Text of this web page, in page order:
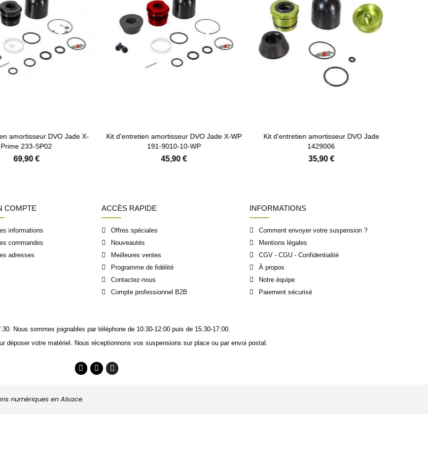
amortisseur DVO Jade X-
Prime 233-SP02
69,90 €
Kit d'entretien amortisseur DVO Jade X-WP
191-9010-10-WP
45,90 €
Kit d'entretien amortisseur DVO Jade
1429006
35,90 €
COMPTE
informations
commandes
adresses
ACCÈS RAPIDE
Offres spéciales
Nouveautés
Meilleures ventes
Programme de fidélité
Contactez-nous
Compte professionnel B2B
INFORMATIONS
Comment envoyer votre suspension ?
Mentions légales
CGV - CGU - Confidentialité
À propos
Notre équipe
Paiement sécurisé
Nous sommes joignables par téléphone de 10:30-12:00 puis de 15:30-17:00.
déposer votre matériel. Nous réceptionnons vos suspensions sur place ou par envoi postal.
numériques en Alsace.